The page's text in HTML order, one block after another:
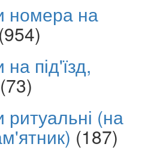
номера на
(954)
під'їзд,
(73)
ритуальні (на
(187)